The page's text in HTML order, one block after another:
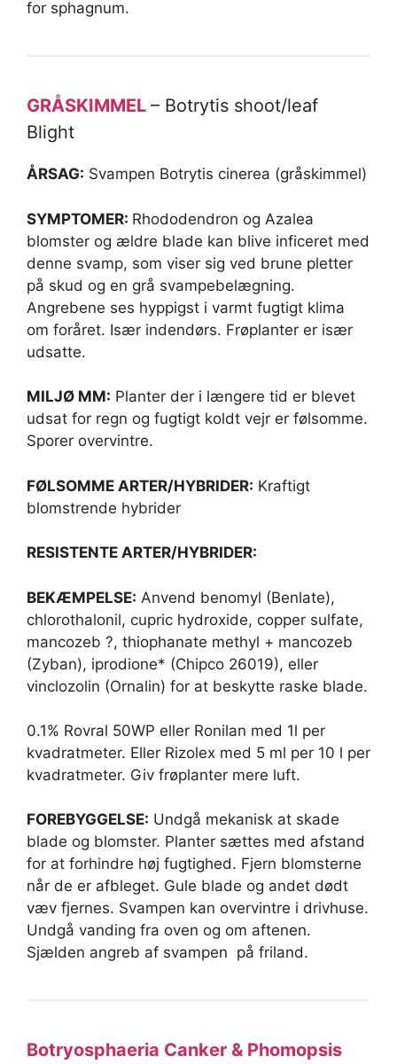
for sphagnum.
GRÅSKIMMEL – Botrytis shoot/leaf
Blight
ÅRSAG: Svampen Botrytis cinerea (gråskimmel)
SYMPTOMER: Rhododendron og Azalea
blomster og ældre blade kan blive inficeret med
denne svamp, som viser sig ved brune pletter
på skud og en grå svampebelægning.
Angrebene ses hyppigst i varmt fugtigt klima
om foråret. Især indendørs. Frøplanter er især
udsatte.
MILJØ MM: Planter der i længere tid er blevet
udsat for regn og fugtigt koldt vejr er følsomme.
Sporer overvintre.
FØLSOMME ARTER/HYBRIDER: Kraftigt
blomstrende hybrider
RESISTENTE ARTER/HYBRIDER:
BEKÆMPELSE: Anvend benomyl (Benlate),
chlorothalonil, cupric hydroxide, copper sulfate,
mancozeb ?, thiophanate methyl + mancozeb
(Zyban), iprodione* (Chipco 26019), eller
vinclozolin (Ornalin) for at beskytte raske blade.
0.1% Rovral 50WP eller Ronilan med 1l per
kvadratmeter. Eller Rizolex med 5 ml per 10 l per
kvadratmeter. Giv frøplanter mere luft.
FOREBYGGELSE: Undgå mekanisk at skade
blade og blomster. Planter sættes med afstand
for at forhindre høj fugtighed. Fjern blomsterne
når de er afbleget. Gule blade og andet dødt
væv fjernes. Svampen kan overvintre i drivhuse.
Undgå vanding fra oven og om aftenen.
Sjælden angreb af svampen på friland.
Botryosphaeria Canker & Phomopsis